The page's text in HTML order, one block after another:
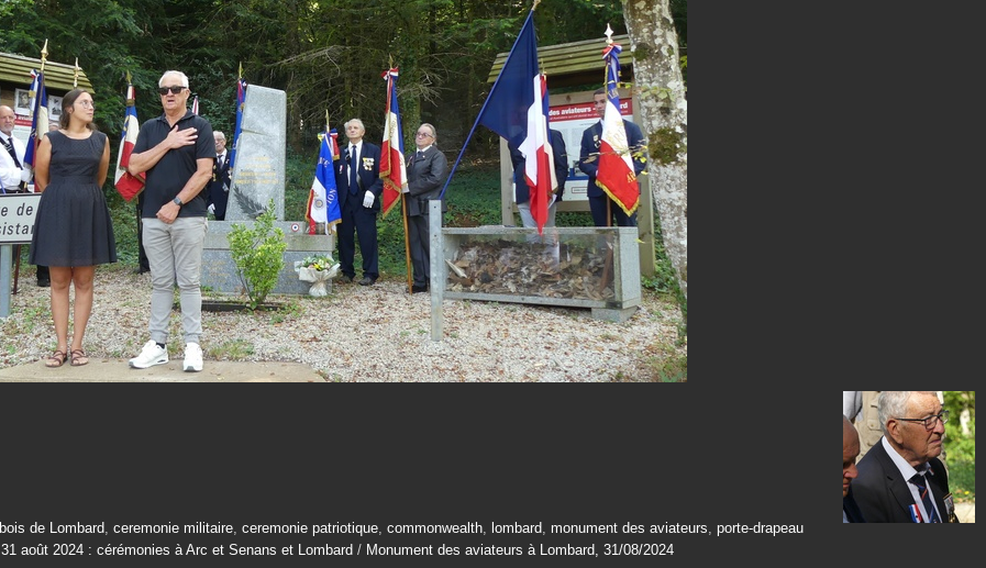
bois de Lombard, ceremonie militaire, ceremonie patriotique, commonwealth, lombard, monument des aviateurs, porte-drapeau
31 août 2024 : cérémonies à Arc et Senans et Lombard / Monument des aviateurs à Lombard, 31/08/2024